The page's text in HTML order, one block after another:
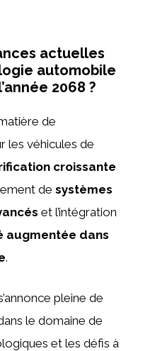
actuelles
automobile
2068 ?
de
les véhicules de
croissante
de systèmes
et l’intégration
augmentée dans
.
pleine de
le domaine de
et les défis à